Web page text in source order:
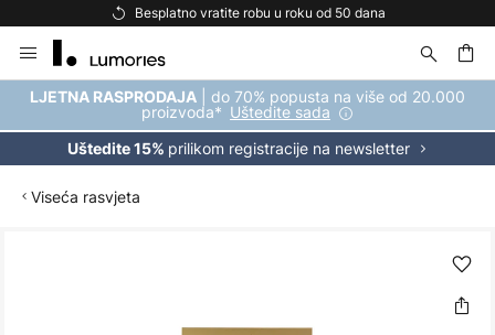
Besplatno vratite robu u roku od 50 dana
to
Content
LJETNA RASPRODAJA | do 70% popusta na više od 20.000
proizvoda* Uštedite sada
Uštedite 15% prilikom registracije na newsletter
Viseća rasvjeta